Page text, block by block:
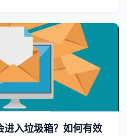
进入垃圾箱？如何有效